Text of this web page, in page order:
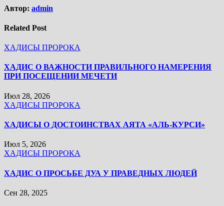
Автор: admin
Related Post
ХАДИСЫ ПРОРОКА
ХАДИС О ВАЖНОСТИ ПРАВИЛЬНОГО НАМЕРЕНИЯ
ПРИ ПОСЕЩЕНИИ МЕЧЕТИ
Июл 28, 2026
ХАДИСЫ ПРОРОКА
ХАДИСЫ О ДОСТОИНСТВАХ АЯТА «АЛЬ-КУРСИ»
Июл 5, 2026
ХАДИСЫ ПРОРОКА
ХАДИС О ПРОСЬБЕ ДУА У ПРАВЕДНЫХ ЛЮДЕЙ
Сен 28, 2025